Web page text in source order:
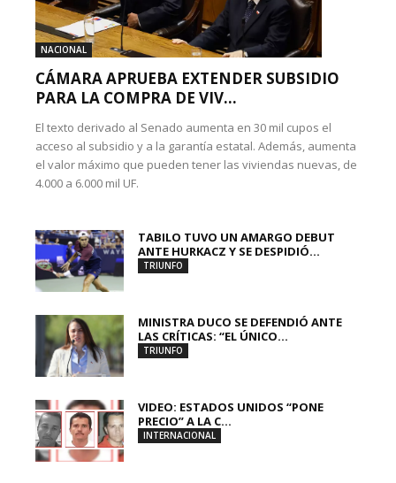
NACIONAL
CÁMARA APRUEBA EXTENDER SUBSIDIO
PARA LA COMPRA DE VIV...
El texto derivado al Senado aumenta en 30 mil cupos el
acceso al subsidio y a la garantía estatal. Además, aumenta
el valor máximo que pueden tener las viviendas nuevas, de
4.000 a 6.000 mil UF.
TABILO TUVO UN AMARGO DEBUT
ANTE HURKACZ Y SE DESPIDIÓ...
TRIUNFO
MINISTRA DUCO SE DEFENDIÓ ANTE
LAS CRÍTICAS: “EL ÚNICO...
TRIUNFO
VIDEO: ESTADOS UNIDOS “PONE
PRECIO” A LA C...
INTERNACIONAL